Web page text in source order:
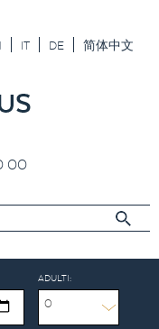
IT DE 简体中文
00
ADULTI:
0